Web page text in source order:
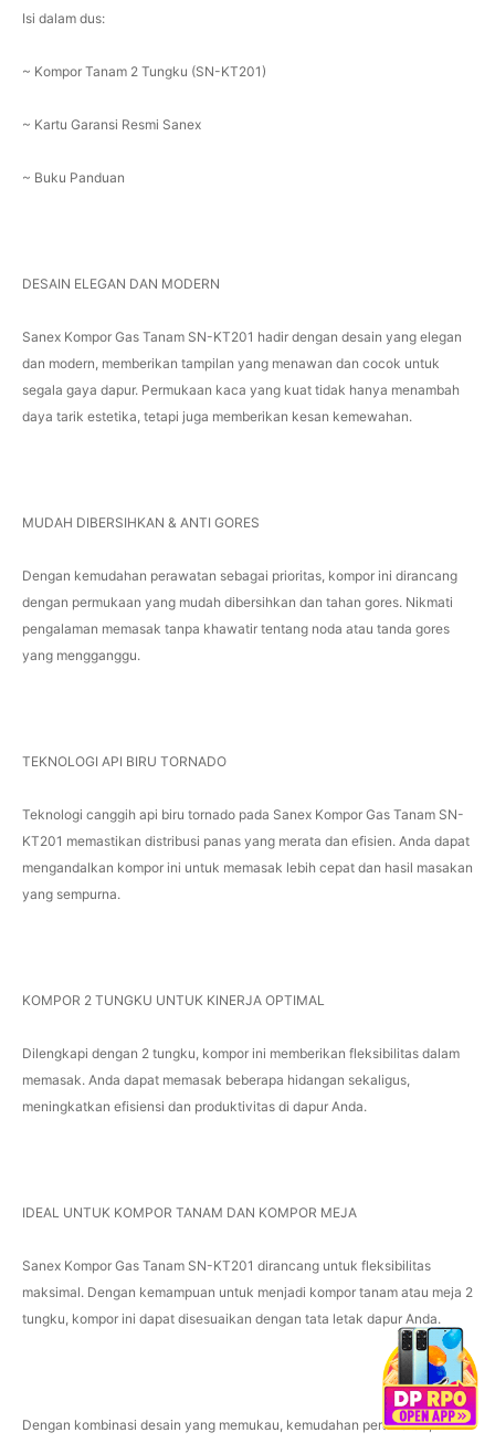
Isi dalam dus:
~ Kompor Tanam 2 Tungku (SN-KT201)
~ Kartu Garansi Resmi Sanex
~ Buku Panduan
DESAIN ELEGAN DAN MODERN
Sanex Kompor Gas Tanam SN-KT201 hadir dengan desain yang elegan
dan modern, memberikan tampilan yang menawan dan cocok untuk
segala gaya dapur. Permukaan kaca yang kuat tidak hanya menambah
daya tarik estetika, tetapi juga memberikan kesan kemewahan.
MUDAH DIBERSIHKAN & ANTI GORES
Dengan kemudahan perawatan sebagai prioritas, kompor ini dirancang
dengan permukaan yang mudah dibersihkan dan tahan gores. Nikmati
pengalaman memasak tanpa khawatir tentang noda atau tanda gores
yang mengganggu.
TEKNOLOGI API BIRU TORNADO
Teknologi canggih api biru tornado pada Sanex Kompor Gas Tanam SN-
KT201 memastikan distribusi panas yang merata dan efisien. Anda dapat
mengandalkan kompor ini untuk memasak lebih cepat dan hasil masakan
yang sempurna.
KOMPOR 2 TUNGKU UNTUK KINERJA OPTIMAL
Dilengkapi dengan 2 tungku, kompor ini memberikan fleksibilitas dalam
memasak. Anda dapat memasak beberapa hidangan sekaligus,
meningkatkan efisiensi dan produktivitas di dapur Anda.
IDEAL UNTUK KOMPOR TANAM DAN KOMPOR MEJA
Sanex Kompor Gas Tanam SN-KT201 dirancang untuk fleksibilitas
maksimal. Dengan kemampuan untuk menjadi kompor tanam atau meja 2
tungku, kompor ini dapat disesuaikan dengan tata letak dapur Anda.
Dengan kombinasi desain yang memukau, kemudahan perawatan,